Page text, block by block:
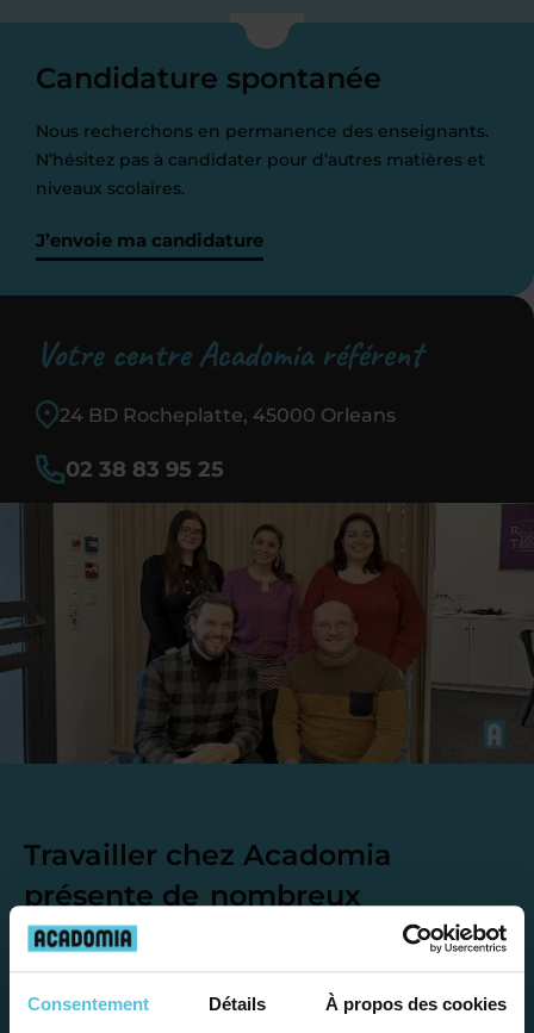
Consentement Détails À propos des cookies
Candidature spontanée
Nous recherchons en permanence des enseignants.
N’hésitez pas à candidater pour d’autres matières et
niveaux scolaires.
J’envoie ma candidature
Votre centre Acadomia référent
24 BD Rocheplatte, 45000 Orleans
02 38 83 95 25
Travailler chez Acadomia
présente de nombreux
avantages